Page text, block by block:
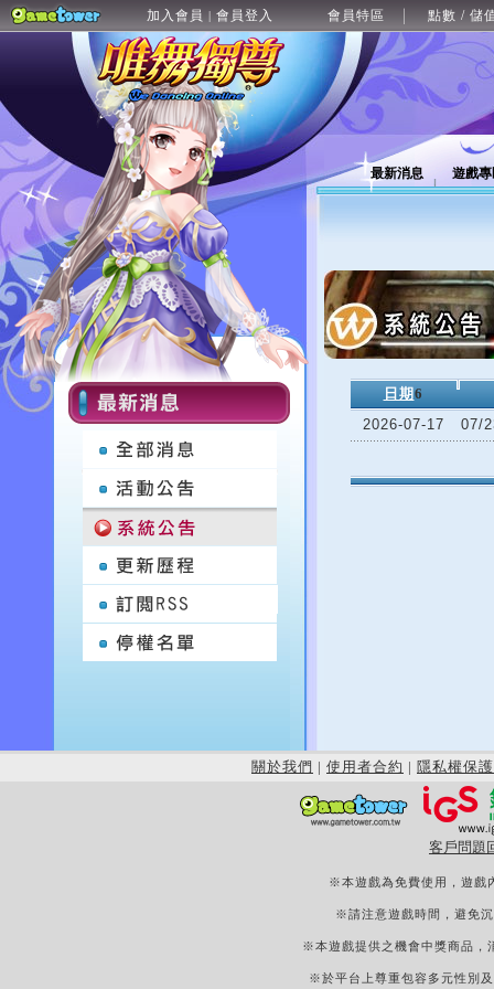
加入會員 | 會員登入 會員特區 點數 / 儲
最新消息 遊戲
日期 6
2026-07-17
07/
關於我們 | 使用者合約 | 隱私權保護
客戶問題
※本遊戲為免費使用，遊戲
※請注意遊戲時間，避免
※本遊戲提供之機會中獎商品，
※於平台上尊重包容多元性別